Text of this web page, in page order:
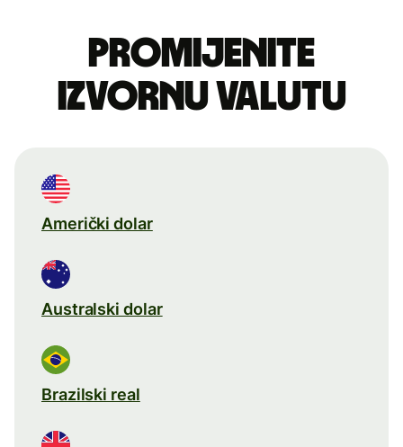
Promijenite
izvornu valutu
Američki dolar
Australski dolar
Brazilski real